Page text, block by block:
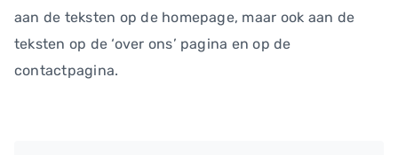
aan de teksten op de homepage, maar ook aan de
teksten op de ‘over ons’ pagina en op de
contactpagina.